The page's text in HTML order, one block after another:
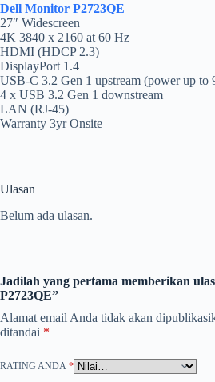
Dell Monitor P2723QE
27″ Widescreen
4K 3840 x 2160 at 60 Hz
HDMI (HDCP 2.3)
DisplayPort 1.4
USB-C 3.2 Gen 1 upstream (power up to
4 x USB 3.2 Gen 1 downstream
LAN (RJ-45)
Warranty 3yr Onsite
Ulasan
Belum ada ulasan.
Jadilah yang pertama memberikan
P2723QE”
Alamat email Anda tidak akan
ditandai *
RATING ANDA *